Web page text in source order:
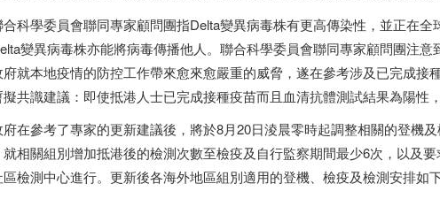
科學委員會聯同專家顧問團指Delta變異病毒株有更高傳染性，並正在
變異病毒株亦能將病毒傳播他人。聯合科學委員會聯同專家顧問團注
府就本地疫情的防控工作帶來愈來愈嚴重的威脅，遂在參考涉及已完成接
擬共識建議：即使抵港人士已完成接種疫苗而且血清抗體測試結果為陽性
在參考了專家的更新建議後，將於8月20日淩晨零時起調整相關的登機
就相關組別增加抵港後的檢測次數至檢疫及自行監察期間最少6次，以及
檢測中心進行。更新後各海外地區組別適用的登機、檢疫及檢測安排如